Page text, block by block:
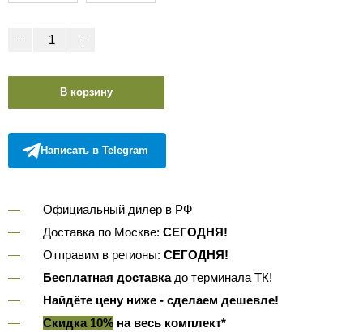
В корзину
Написать в Telegram
Официальный дилер в РФ
Доставка по Москве: СЕГОДНЯ!
Отправим в регионы: СЕГОДНЯ!
Бесплатная доставкадо терминала ТК!
Найдёте цену ниже - сделаем дешевле!
Скидка 10%на весь комплект*